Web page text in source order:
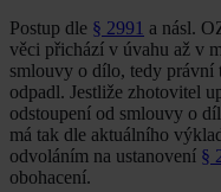
Postup dle § 2991 a násl.
věci přichází v úvahu až v
smlouvy o dílo, tedy právní
odpadl. Jestliže zhotovitel
odstoupení od smlouvy o
má tak dle aktuálního
odvoláním na ustanovení §
obohacení.